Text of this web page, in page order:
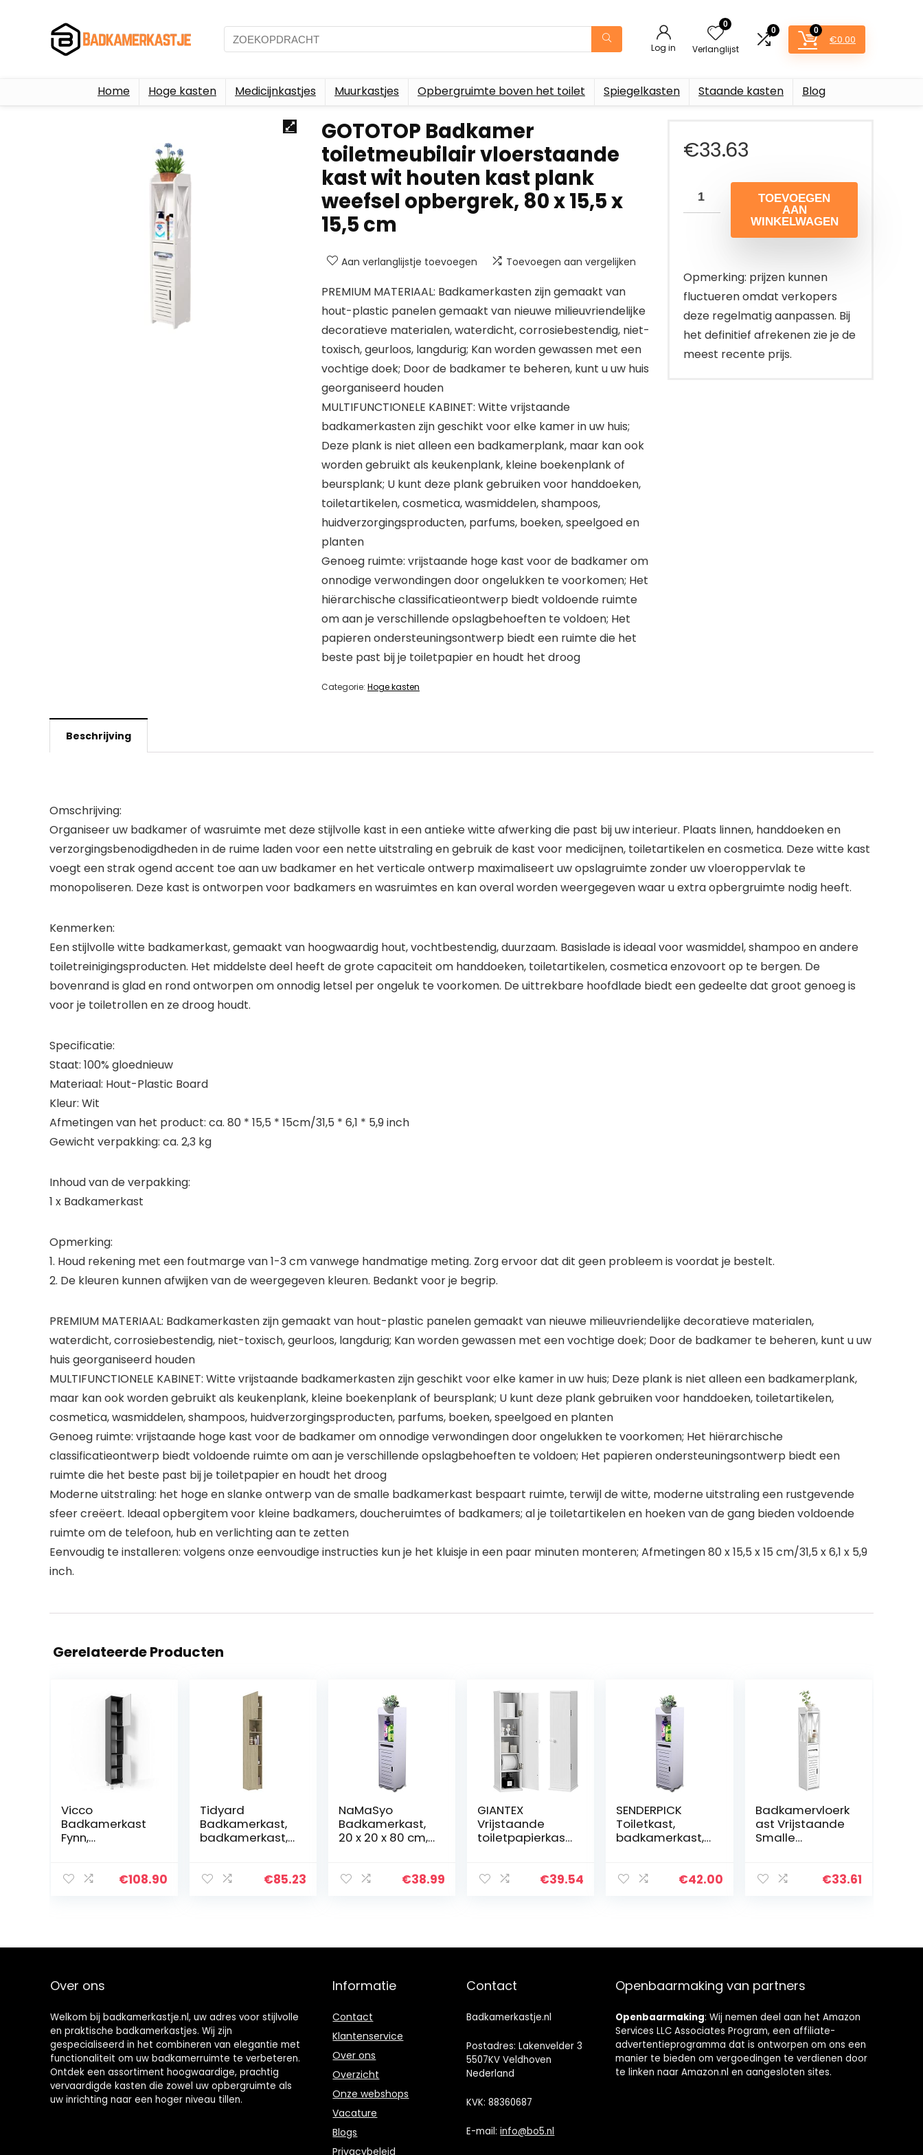
Log in
0
Verlanglijst
0 0
€0.00
Home Hoge kasten Medicijnkastjes Muurkastjes Opbergruimte boven het toilet Spiegelkasten Staande kasten Blog
GOTOTOP Badkamer
toiletmeubilair vloerstaande
kast wit houten kast plank
weefsel opbergrek, 80 x 15,5 x
15,5 cm
Aan verlanglijstje toevoegen Toevoegen aan vergelijken
PREMIUM MATERIAAL: Badkamerkasten zijn gemaakt van
hout-plastic panelen gemaakt van nieuwe milieuvriendelijke
decoratieve materialen, waterdicht, corrosiebestendig, niet-
toxisch, geurloos, langdurig; Kan worden gewassen met een
vochtige doek; Door de badkamer te beheren, kunt u uw huis
georganiseerd houden
MULTIFUNCTIONELE KABINET: Witte vrijstaande
badkamerkasten zijn geschikt voor elke kamer in uw huis;
Deze plank is niet alleen een badkamerplank, maar kan ook
worden gebruikt als keukenplank, kleine boekenplank of
beursplank; U kunt deze plank gebruiken voor handdoeken,
toiletartikelen, cosmetica, wasmiddelen, shampoos,
huidverzorgingsproducten, parfums, boeken, speelgoed en
planten
Genoeg ruimte: vrijstaande hoge kast voor de badkamer om
onnodige verwondingen door ongelukken te voorkomen; Het
hiërarchische classificatieontwerp biedt voldoende ruimte
om aan je verschillende opslagbehoeften te voldoen; Het
papieren ondersteuningsontwerp biedt een ruimte die het
beste past bij je toiletpapier en houdt het droog
Categorie: Hoge kasten
€33.63
TOEVOEGEN
AAN
WINKELWAGEN
Opmerking: prijzen kunnen
fluctueren omdat verkopers
deze regelmatig aanpassen. Bij
het definitief afrekenen zie je de
meest recente prijs.
Beschrijving
Omschrijving:
Organiseer uw badkamer of wasruimte met deze stijlvolle kast in een antieke witte afwerking die past bij uw interieur. Plaats linnen, handdoeken en
verzorgingsbenodigdheden in de ruime laden voor een nette uitstraling en gebruik de kast voor medicijnen, toiletartikelen en cosmetica. Deze witte kast
voegt een strak ogend accent toe aan uw badkamer en het verticale ontwerp maximaliseert uw opslagruimte zonder uw vloeroppervlak te
monopoliseren. Deze kast is ontworpen voor badkamers en wasruimtes en kan overal worden weergegeven waar u extra opbergruimte nodig heeft.
Kenmerken:
Een stijlvolle witte badkamerkast, gemaakt van hoogwaardig hout, vochtbestendig, duurzaam. Basislade is ideaal voor wasmiddel, shampoo en andere
toiletreinigingsproducten. Het middelste deel heeft de grote capaciteit om handdoeken, toiletartikelen, cosmetica enzovoort op te bergen. De
bovenrand is glad en rond ontworpen om onnodig letsel per ongeluk te voorkomen. De uittrekbare hoofdlade biedt een gedeelte dat groot genoeg is
voor je toiletrollen en ze droog houdt.
Specificatie:
Staat: 100% gloednieuw
Materiaal: Hout-Plastic Board
Kleur: Wit
Afmetingen van het product: ca. 80 * 15,5 * 15cm/31,5 * 6,1 * 5,9 inch
Gewicht verpakking: ca. 2,3 kg
Inhoud van de verpakking:
1 x Badkamerkast
Opmerking:
1. Houd rekening met een foutmarge van 1-3 cm vanwege handmatige meting. Zorg ervoor dat dit geen probleem is voordat je bestelt.
2. De kleuren kunnen afwijken van de weergegeven kleuren. Bedankt voor je begrip.
PREMIUM MATERIAAL: Badkamerkasten zijn gemaakt van hout-plastic panelen gemaakt van nieuwe milieuvriendelijke decoratieve materialen,
waterdicht, corrosiebestendig, niet-toxisch, geurloos, langdurig; Kan worden gewassen met een vochtige doek; Door de badkamer te beheren, kunt u uw
huis georganiseerd houden
MULTIFUNCTIONELE KABINET: Witte vrijstaande badkamerkasten zijn geschikt voor elke kamer in uw huis; Deze plank is niet alleen een badkamerplank,
maar kan ook worden gebruikt als keukenplank, kleine boekenplank of beursplank; U kunt deze plank gebruiken voor handdoeken, toiletartikelen,
cosmetica, wasmiddelen, shampoos, huidverzorgingsproducten, parfums, boeken, speelgoed en planten
Genoeg ruimte: vrijstaande hoge kast voor de badkamer om onnodige verwondingen door ongelukken te voorkomen; Het hiërarchische
classificatieontwerp biedt voldoende ruimte om aan je verschillende opslagbehoeften te voldoen; Het papieren ondersteuningsontwerp biedt een
ruimte die het beste past bij je toiletpapier en houdt het droog
Moderne uitstraling: het hoge en slanke ontwerp van de smalle badkamerkast bespaart ruimte, terwijl de witte, moderne uitstraling een rustgevende
sfeer creëert. Ideaal opbergitem voor kleine badkamers, doucheruimtes of badkamers; al je toiletartikelen en hoeken van de gang bieden voldoende
ruimte om de telefoon, hub en verlichting aan te zetten
Eenvoudig te installeren: volgens onze eenvoudige instructies kun je het kluisje in een paar minuten monteren; Afmetingen 80 x 15,5 x 15 cm/31,5 x 6,1 x 5,9
inch.
Gerelateerde Producten
Vicco
Badkamerkast
Fynn,
190 cm
€108.90
Tidyard
Badkamerkast,
badkamerkast,
sonoma-eiken,
€85.23
NaMaSyo
Badkamerkast,
20 x 20 x 80 cm,
hoge kast,
open vak
€38.99
GIANTEX
Vrijstaande
toiletpapierkast,
der met 5
badkamerkast,
zijkast
€39.54
SENDERPICK
Toiletkast,
badkamerkast,
verstelbare
20 x 80 cm
€42.00
Badkamervloerk
ast Vrijstaande
Smalle
Weefselopbergr
15,5 x 15 cm
€33.61
Over ons
Welkom bij badkamerkastje.nl, uw adres voor stijlvolle
en praktische badkamerkastjes. Wij zijn
gespecialiseerd in het combineren van elegantie met
functionaliteit om uw badkamerruimte te verbeteren.
Ontdek een assortiment hoogwaardige, prachtig
vervaardigde kasten die zowel uw opbergruimte als
uw inrichting naar een hoger niveau tillen.
Informatie
Contact
Klantenservice
Over ons
Overzicht
Onze webshops
Vacature
Blogs
Privacybeleid
Contact
Badkamerkastje.nl
Postadres: Lakenvelder 3
5507KV Veldhoven
Nederland
KVK: 88360687
E-mail:info@bo5.nl
Openbaarmaking van partners
Openbaarmaking: Wij nemen deel aan het Amazon
Services LLC Associates Program, een affiliate-
advertentieprogramma dat is ontworpen om ons een
manier te bieden om vergoedingen te verdienen door
te linken naar Amazon.nl en aangesloten sites.